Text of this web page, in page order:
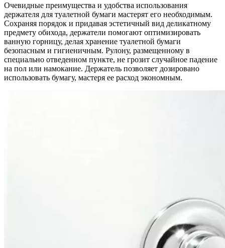
Очевидные преимущества и удобства использования
держателя для туалетной бумаги мастерят его необходимым.
Сохраняя порядок и придавая эстетичный вид деликатному
предмету обихода, держатели помогают оптимизировать
ванную горницу, делая хранение туалетной бумаги
безопасным и гигиеничным. Рулону, размещенному в
специально отведенном пункте, не грозит случайное падение
на пол или намокание. Держатель позволяет дозировано
использовать бумагу, мастеря ее расход экономным.